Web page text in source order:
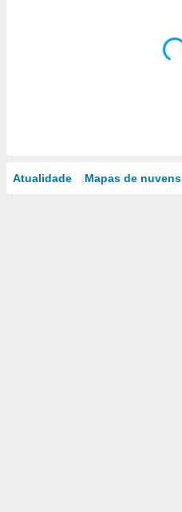
Atualidade Mapas de nuvens